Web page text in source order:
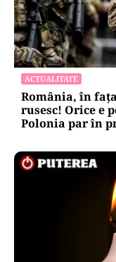
ACTUALITATE
România, în
rusesc! Orice e
Polonia par în